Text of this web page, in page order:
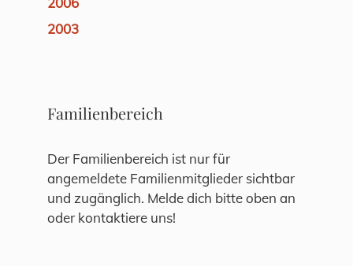
2003
Familienbereich
Der Familienbereich ist nur für
angemeldete Familienmitglieder sichtbar
und zugänglich. Melde dich bitte oben an
oder kontaktiere uns!